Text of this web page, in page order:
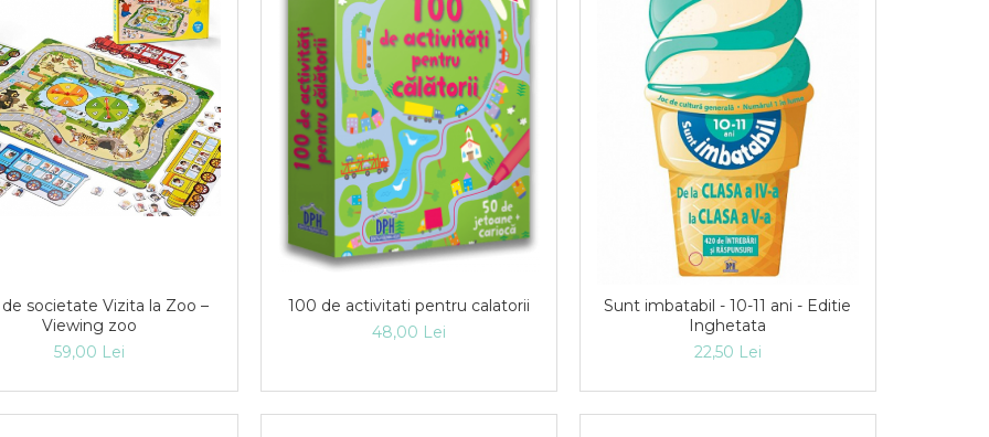
societate Vizita la Zoo –
Viewing zoo
59,00 Lei
100 de activitati pentru calatorii
48,00 Lei
Sunt imbatabil - 10-11 ani - Editie
Inghetata
22,50 Lei